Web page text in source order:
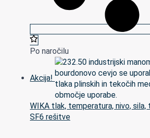
Po naročilu
Akcija!
WIKA tlak, temperatura, nivo, sila,
SF6 rešitve